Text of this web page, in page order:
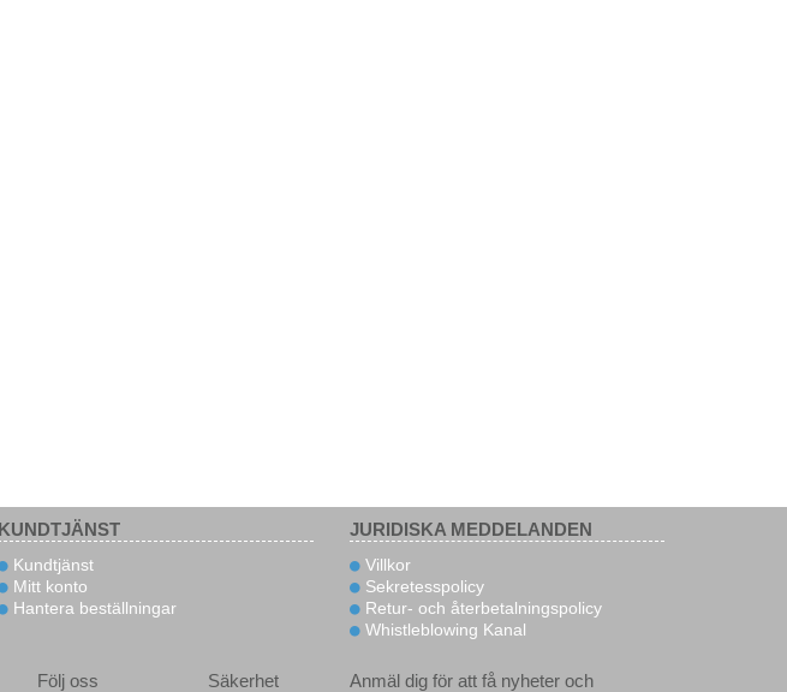
KUNDTJÄNST
Kundtjänst
Mitt konto
Hantera beställningar
JURIDISKA MEDDELANDEN
Villkor
Sekretesspolicy
Retur- och återbetalningspolicy
Whistleblowing Kanal
Följ oss Säkerhet Anmäl dig för att få nyheter och